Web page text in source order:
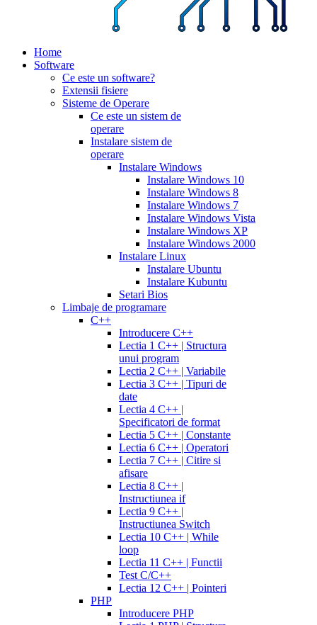
Home
Software
Ce este un software?
Extensii fisiere
Sisteme de Operare
Ce este un sistem de
operare
Instalare sistem de
operare
Instalare Windows
Instalare Windows 10
Instalare Windows 8
Instalare Windows 7
Instalare Windows Vista
Instalare Windows XP
Instalare Windows 2000
Instalare Linux
Instalare Ubuntu
Instalare Kubuntu
Setari Bios
Limbaje de programare
C++
Introducere C++
Lectia 1 C++ | Structura
unui program
Lectia 2 C++ | Variabile
Lectia 3 C++ | Tipuri de
date
Lectia 4 C++ |
Specificatori de format
Lectia 5 C++ | Constante
Lectia 6 C++ | Operatori
Lectia 7 C++ | Citire si
afisare
Lectia 8 C++ |
Instructiunea if
Lectia 9 C++ |
Instructiunea Switch
Lectia 10 C++ | While
loop
Lectia 11 C++ | Functii
Test C/C++
Lectia 12 C++ | Pointeri
PHP
Introducere PHP